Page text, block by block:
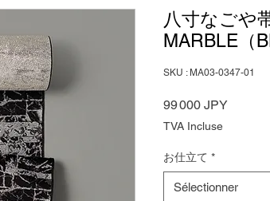
八寸なごや
MARBLE（
SKU : MA03-0347-01
99 000 JPYPrix
TVA Incluse
お仕立て *
Sélectionner